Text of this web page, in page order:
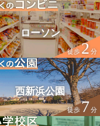
ローソン
徒歩2分
西新浜公園
徒歩7分